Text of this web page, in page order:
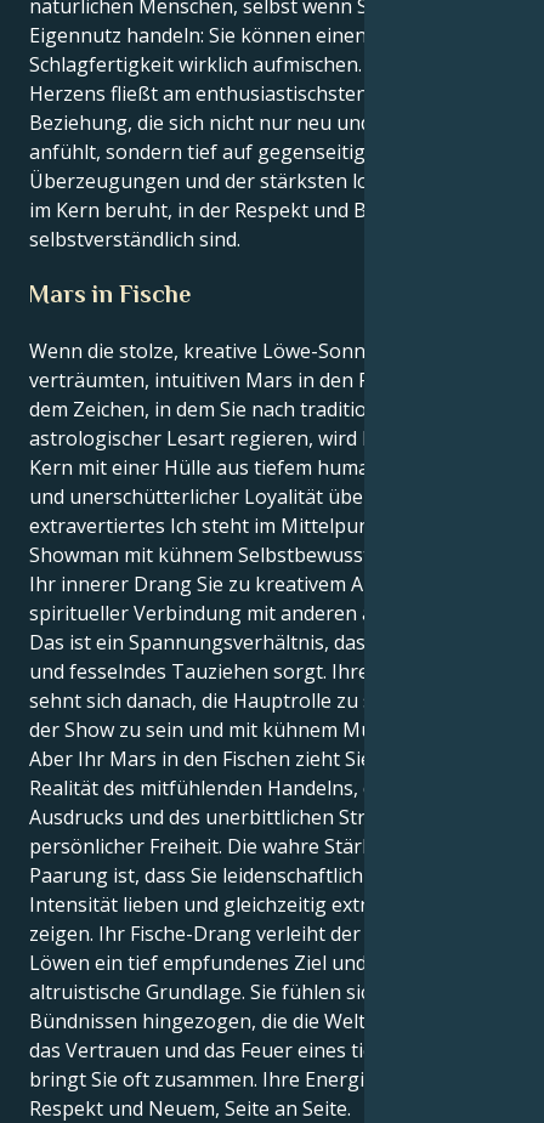
natürlichen Menschen, selbst wenn Sie aus
Eigennutz handeln: Sie können einen Raum mit Ihrer
Schlagfertigkeit wirklich aufmischen. Das Blut Ihres
Herzens fließt am enthusiastischsten in einer
Beziehung, die sich nicht nur neu und lebendig
anfühlt, sondern tief auf gegenseitigen
Überzeugungen und der stärksten loyalen Bindung
im Kern beruht, in der Respekt und Bewunderung
selbstverständlich sind.
Mars in Fische
Wenn die stolze, kreative Löwe-Sonne auf den
verträumten, intuitiven Mars in den Fischen trifft,
dem Zeichen, in dem Sie nach traditioneller
astrologischer Lesart regieren, wird Ihr schillernder
Kern mit einer Hülle aus tiefem humanitärem Ehrgeiz
und unerschütterlicher Loyalität überzogen. Ihr
extravertiertes Ich steht im Mittelpunkt und ist ein
Showman mit kühnem Selbstbewusstsein, während
Ihr innerer Drang Sie zu kreativem Ausdruck und
spiritueller Verbindung mit anderen antreibt.
Das ist ein Spannungsverhältnis, das für ein schönes
und fesselndes Tauziehen sorgt. Ihre Löwe-Sonne
sehnt sich danach, die Hauptrolle zu spielen, der Star
der Show zu sein und mit kühnem Mut zu handeln.
Aber Ihr Mars in den Fischen zieht Sie zu einer
Realität des mitfühlenden Handelns, des kreativen
Ausdrucks und des unerbittlichen Strebens nach
persönlicher Freiheit. Die wahre Stärke dieser
Paarung ist, dass Sie leidenschaftlich und mit großer
Intensität lieben und gleichzeitig extreme Geduld
zeigen. Ihr Fische-Drang verleiht der Theatralik Ihres
Löwen ein tief empfundenes Ziel und eine
altruistische Grundlage. Sie fühlen sich zu
Bündnissen hingezogen, die die Welt erweitern, und
das Vertrauen und das Feuer eines tiefen Glaubens
bringt Sie oft zusammen. Ihre Energie blüht mit
Respekt und Neuem, Seite an Seite.